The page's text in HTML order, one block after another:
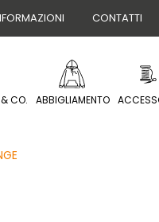
CONTATTI
& CO. ABBIGLIAMENTO